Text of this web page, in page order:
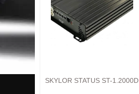
SKYLOR STATUS ST-1.2000D